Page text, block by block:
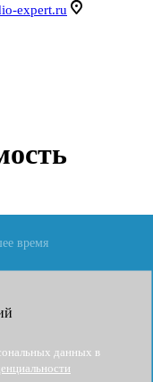
expert.ru
время
данных в